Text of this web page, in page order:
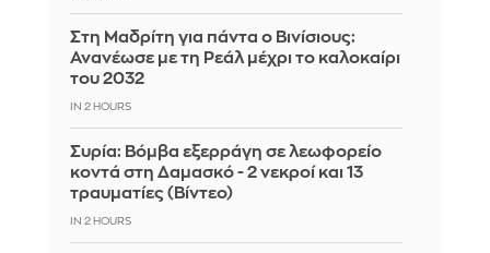
Στη Μαδρίτη για πάντα ο Βινίσιους:
Ανανέωσε με τη Ρεάλ μέχρι το καλοκαίρι
του 2032
IN 2 HOURS
Συρία: Βόμβα εξερράγη σε λεωφορείο
κοντά στη Δαμασκό - 2 νεκροί και 13
τραυματίες (Βίντεο)
IN 2 HOURS